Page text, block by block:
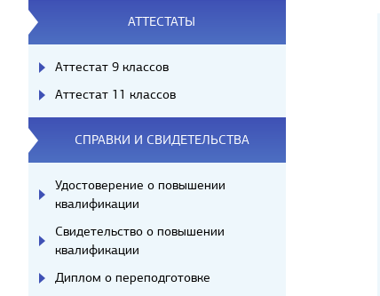
АТТЕСТАТЫ
Аттестат 9 классов
Аттестат 11 классов
СПРАВКИ И СВИДЕТЕЛЬСТВА
Удостоверение о повышении
квалификации
Свидетельство о повышении
квалификации
Диплом о переподготовке